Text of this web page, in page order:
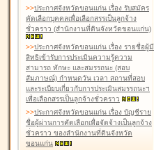
>>ประกาศจังหวัดขอนแก่น เรื่อง รับสมัคร
คัดเลือกบุคคลเพื่อเลือกสรรเป็นลูกจ้าง
ชั่วคราว (สำนักงานที่ดินจังหวัดขอนแก่น)
>>ประกาศจังหวัดขอนแก่น เรื่อง รายชื่อผู้มี
สิทธิเข้ารับการประเมินความรู้ความ
สามารถ ทักษะ และสมรรถนะ (สอบ
สัมภาษณ์) กำหนดวัน เวลา สถานที่สอบ
และระเบียบเกี่ยวกับการประเมินสมรรถนะฯ
เพื่อเลือกสรรเป็นลูกจ้างชั่วคราว
>>ประกาศจังหวัดขอนแก่น เรื่อง บัญชีราย
ชื่อผู้ผ่านการคัดเลือกเพื่อจัดจ้างเป็นลูกจ้าง
ชั่วคราว ของสำนักงานที่ดินจังหวัด
ขอนแก่น